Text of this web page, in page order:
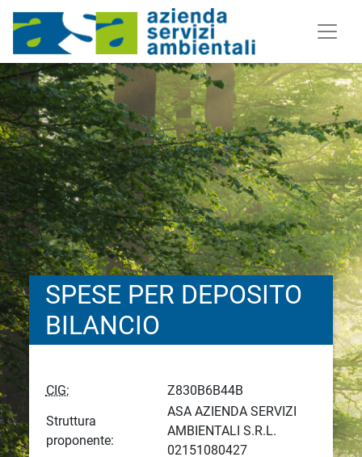
SPESE PER DEPOSITO
BILANCIO
CIG:
Z830B6B44B
Struttura
proponente:
ASA AZIENDA SERVIZI
AMBIENTALI S.R.L.
02151080427